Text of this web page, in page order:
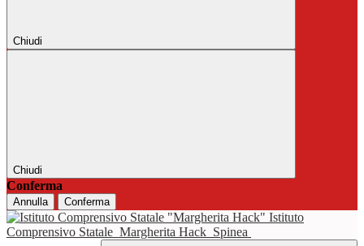
Chiudi
Chiudi
Conferma
Annulla Conferma
Istituto
Comprensivo Statale Margherita Hack Spinea